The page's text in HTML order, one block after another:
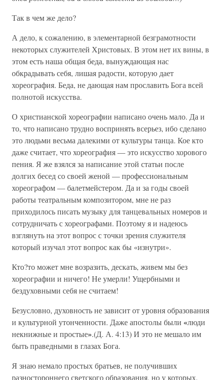
Так в чем же дело?
А дело, к сожалению, в элементарной безграмотности
некоторых служителей Христовых. В этом нет их вины, в
этом есть наша общая беда, вынуждающая нас
обкрадывать себя, лишая радости, которую дает
хореография. Беда, не дающая нам прославить Бога всей
полнотой искусства.
О христианской хореографии написано очень мало. Да и
то, что написано трудно воспринять всерьез, ибо сделано
это людьми весьма далекими от культуры танца. Кое кто
даже считает, что хореография — это искусство хорового
пения. Я же взялся за написание этой статьи после
долгих бесед со своей женой — профессиональным
хореографом — балетмейстером. Да и за годы своей
работы театральным композитором, мне не раз
приходилось писать музыку для танцевальных номеров и
сотрудничать с хореографами. Поэтому я и надеюсь
взглянуть на этот вопрос с точки зрения служителя
который изучал этот вопрос как бы «изнутри».
Кто?то может мне возразить, дескать, живем мы без
хореографии и ничего! Не умерли! Ущербными и
бездуховными себя не считаем!
Безусловно, духовность не зависит от уровня образования
и культурной утонченности. Даже апостолы были «люди
некнижные и простые».(Д. А. 4:13) И это не мешало им
быть праведными в глазах Бога.
Я знаю немало простых братьев, не получивших
разностороннего светского образования, но у которых,